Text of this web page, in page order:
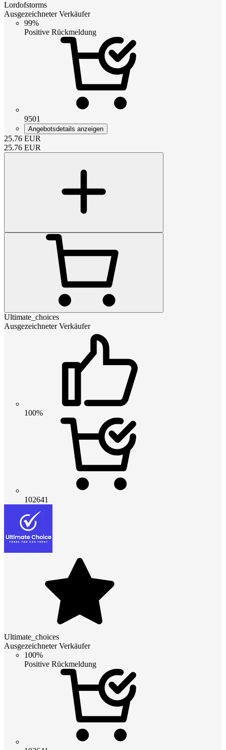
Lordofstorms
Ausgezeichneter Verkäufer
99%
Positive Rückmeldung
9501
Angebotsdetails anzeigen
25.76 EUR
25.76 EUR
Ultimate_choices
Ausgezeichneter Verkäufer
100%
102641
Ultimate_choices
Ausgezeichneter Verkäufer
100%
Positive Rückmeldung